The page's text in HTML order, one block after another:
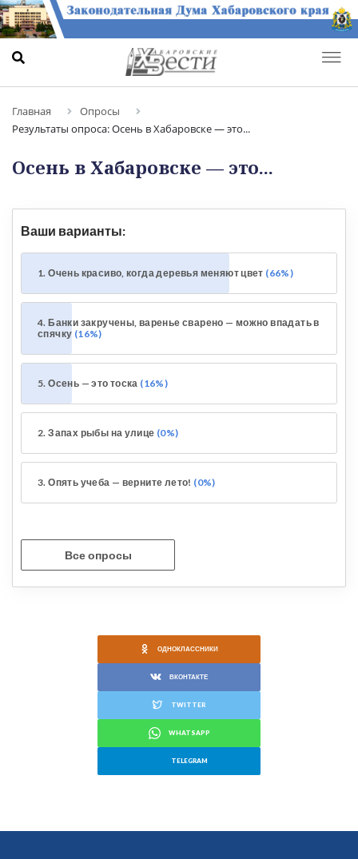
Главная
Опросы
Результаты опроса: Осень в Хабаровске — это...
Осень в Хабаровске — это...
Ваши варианты:
1. Очень красиво, когда деревья меняют цвет 66%
4. Банки закручены, варенье сварено — можно впадать в
спячку 16%
5. Осень — это тоска 16%
2. Запах рыбы на улице 0%
3. Опять учеба — верните лето! 0%
Все опросы
ОДНОКЛАССНИКИ
ВКОНТАКТЕ
TWITTER
WHATSAPP
TELEGRAM